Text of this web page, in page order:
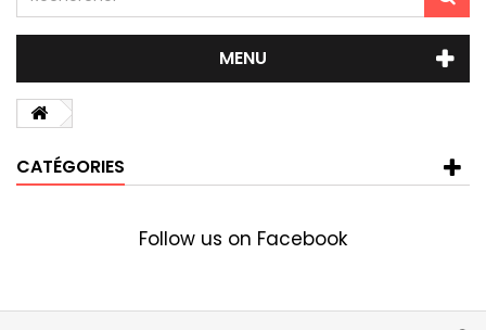
MENU
CATÉGORIES
Follow us on Facebook